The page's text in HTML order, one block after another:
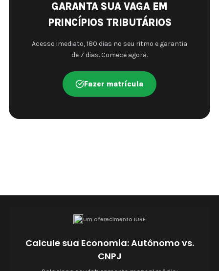
GARANTA SUA VAGA EM
PRINCÍPIOS TRIBUTÁRIOS
Acesso imediato, 180 dias no seu ritmo e garantia
de 7 dias. Comece agora.
Fazer matrícula